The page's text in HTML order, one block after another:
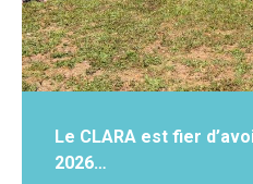
Le CLARA est fier
2026…